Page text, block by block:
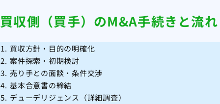
買収側（買手）のM&A手続きと流れ
買収方針・目的の明確化
案件探索・初期検討
売り手との面談・条件交渉
基本合意書の締結
デューデリジェンス（詳細調査）